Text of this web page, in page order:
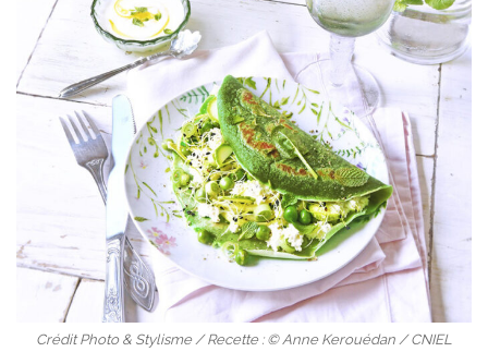
Crédit Photo & Stylisme / Recette : © Anne Kerouédan / CNIEL